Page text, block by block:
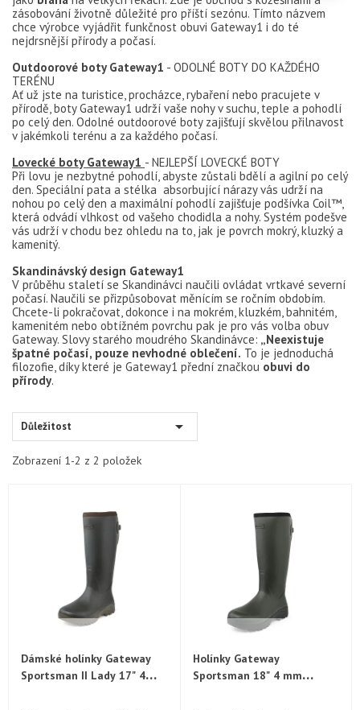
zásobování životně důležité pro příští sezónu. Tímto názvem
chce výrobce vyjádřit funkčnost obuvi Gateway1 i do té
nejdrsnější přírody a počasí.
Outdoorové boty Gateway1 - ODOLNÉ BOTY DO KAŽDÉHO
TERÉNU
Ať už jste na turistice, procházce, rybaření nebo pracujete v
přírodě, boty Gateway1 udrží vaše nohy v suchu, teple a pohodlí
po celý den. Odolné outdoorové boty zajišťují skvělou přilnavost
v jakémkoli terénu a za každého počasí.
Lovecké boty Gateway1 - NEJLEPŠÍ LOVECKÉ BOTY
Při lovu je nezbytné pohodlí, abyste zůstali bdělí a agilní po celý
den. Speciální pata a stélka absorbující nárazy vás udrží na
nohou po celý den a maximální pohodlí zajišťuje podšívka Coil™,
která odvádí vlhkost od vašeho chodidla a nohy. Systém podešve
vás udrží v chodu bez ohledu na to, jak je povrch mokrý, kluzký a
kamenitý.
Skandinávský design Gateway1
V průběhu staletí se Skandinávci naučili ovládat vrtkavé severní
počasí. Naučili se přizpůsobovat měnícím se ročním obdobím.
Chcete-li pokračovat, dokonce i na mokrém, kluzkém, bahnitém,
kamenitém nebo obtížném povrchu pak je pro vás volba obuv
Gateway. Slovy starého moudrého Skandinávce: „Neexistuje
špatné počasí, pouze nevhodné oblečení. To je jednoduchá
filozofie, díky které je Gateway1 přední značkou obuvi do
přírody.
Důležitost 
Zobrazení 1-2 z 2 položek
Dámské holínky Gateway
Sportsman II Lady 17" 4
Holínky Gateway
Sportsman 18" 4 mm